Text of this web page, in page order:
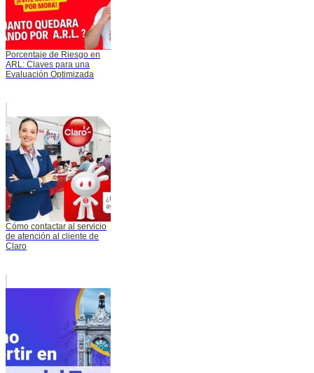
Porcentaje de Riesgo en
ARL: Claves para una
Evaluación Optimizada
Cómo contactar al servicio
de atención al cliente de
Claro